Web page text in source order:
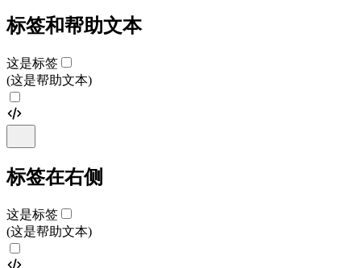
标签和帮助文本
这是标签
(这是帮助文本)
标签在右侧
这是标签
(这是帮助文本)